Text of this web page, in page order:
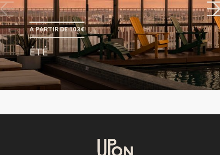
A PARTIR DE 103€
ÉTÉ